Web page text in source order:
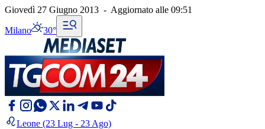
Giovedì 27 Giugno 2013 - Aggiornato alle 09:51
Milano 30°
Leone (23 Lug - 23 Ago)